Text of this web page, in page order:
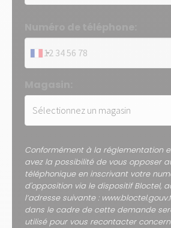
Conformément à la réglementation
avez la possibilité de vous opposer
téléphonique en inscrivant votre
d'opposition via le dispositif Bloctel,
l’adresse suivante :
dans le cadre de cette demande
utilisé pour vous recontacter